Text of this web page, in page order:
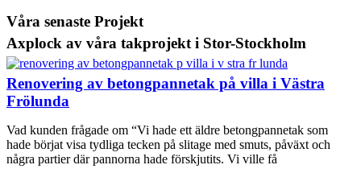
Våra senaste Projekt
Axplock av våra takprojekt i Stor-Stockholm
Renovering av betongpannetak på villa i Västra
Frölunda
Vad kunden frågade om “Vi hade ett äldre betongpannetak som
hade börjat visa tydliga tecken på slitage med smuts, påväxt och
några partier där pannorna hade förskjutits. Vi ville få